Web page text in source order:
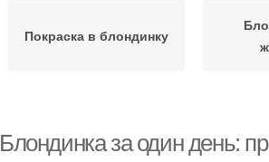
Покраска в блондинку
Блондинка за один день: